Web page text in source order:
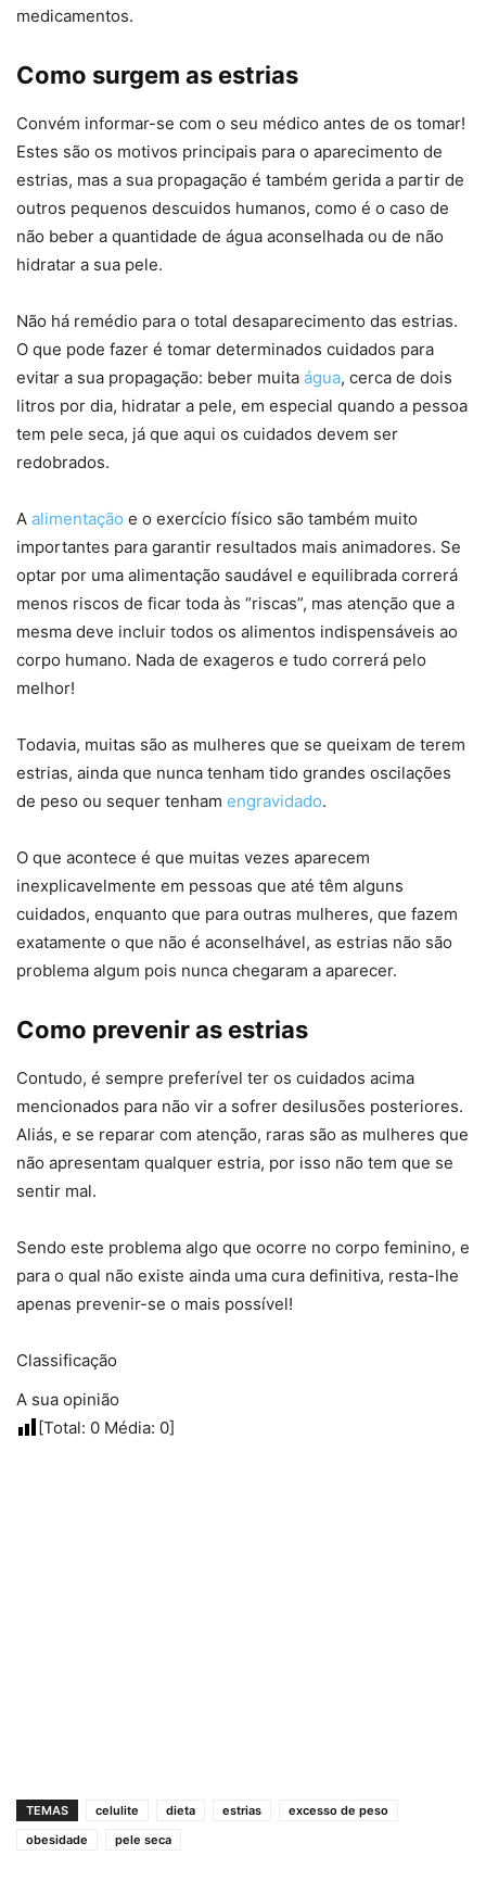
medicamentos.
Como surgem as estrias
Convém informar-se com o seu médico antes de os tomar!
Estes são os motivos principais para o aparecimento de
estrias, mas a sua propagação é também gerida a partir de
outros pequenos descuidos humanos, como é o caso de
não beber a quantidade de água aconselhada ou de não
hidratar a sua pele.
Não há remédio para o total desaparecimento das estrias.
O que pode fazer é tomar determinados cuidados para
evitar a sua propagação: beber muita água, cerca de dois
litros por dia, hidratar a pele, em especial quando a pessoa
tem pele seca, já que aqui os cuidados devem ser
redobrados.
A alimentação e o exercício físico são também muito
importantes para garantir resultados mais animadores. Se
optar por uma alimentação saudável e equilibrada correrá
menos riscos de ficar toda às “riscas”, mas atenção que a
mesma deve incluir todos os alimentos indispensáveis ao
corpo humano. Nada de exageros e tudo correrá pelo
melhor!
Todavia, muitas são as mulheres que se queixam de terem
estrias, ainda que nunca tenham tido grandes oscilações
de peso ou sequer tenham engravidado.
O que acontece é que muitas vezes aparecem
inexplicavelmente em pessoas que até têm alguns
cuidados, enquanto que para outras mulheres, que fazem
exatamente o que não é aconselhável, as estrias não são
problema algum pois nunca chegaram a aparecer.
Como prevenir as estrias
Contudo, é sempre preferível ter os cuidados acima
mencionados para não vir a sofrer desilusões posteriores.
Aliás, e se reparar com atenção, raras são as mulheres que
não apresentam qualquer estria, por isso não tem que se
sentir mal.
Sendo este problema algo que ocorre no corpo feminino, e
para o qual não existe ainda uma cura definitiva, resta-lhe
apenas prevenir-se o mais possível!
Classificação
A sua opinião
[Total: 0 Média: 0]
TEMAS celulite dieta estrias
excesso de peso
obesidade
pele seca